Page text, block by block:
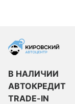
В НАЛИЧИИ
АВТОКРЕДИТ
TRADE-IN